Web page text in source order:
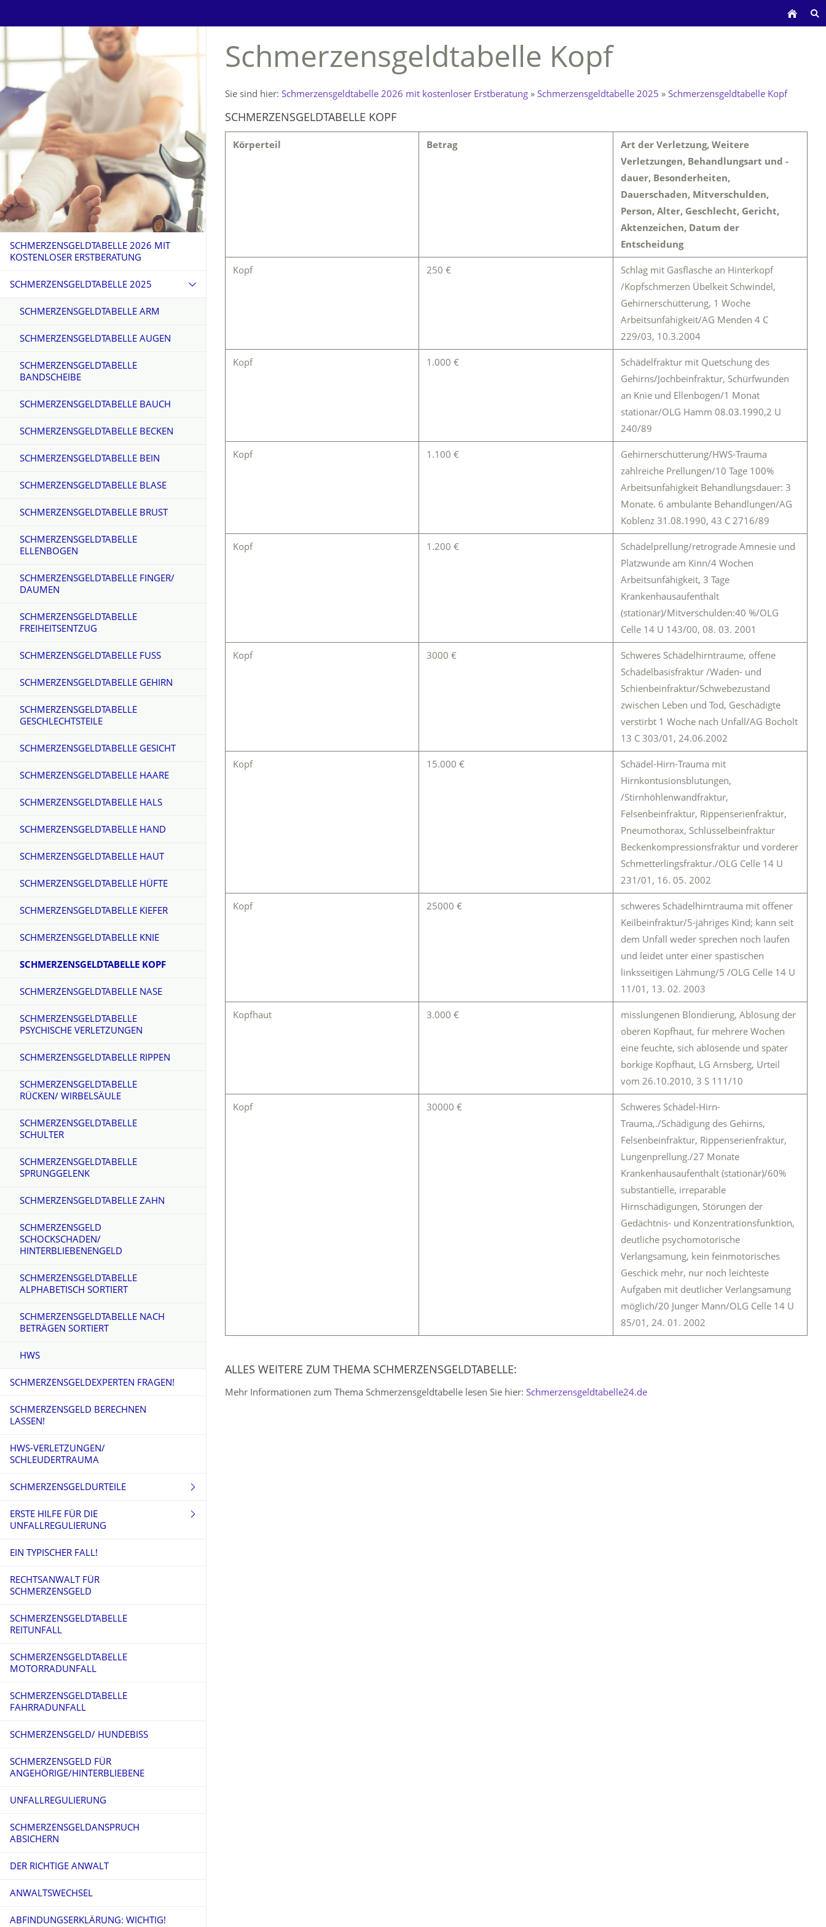
SCHMERZENSGELDTABELLE 2026 MIT
KOSTENLOSER ERSTBERATUNG
SCHMERZENSGELDTABELLE 2025
SCHMERZENSGELDTABELLE ARM
SCHMERZENSGELDTABELLE AUGEN
SCHMERZENSGELDTABELLE
BANDSCHEIBE
SCHMERZENSGELDTABELLE BAUCH
SCHMERZENSGELDTABELLE BECKEN
SCHMERZENSGELDTABELLE BEIN
SCHMERZENSGELDTABELLE BLASE
SCHMERZENSGELDTABELLE BRUST
SCHMERZENSGELDTABELLE
ELLENBOGEN
SCHMERZENSGELDTABELLE FINGER/
DAUMEN
SCHMERZENSGELDTABELLE
FREIHEITSENTZUG
SCHMERZENSGELDTABELLE FUSS
SCHMERZENSGELDTABELLE GEHIRN
SCHMERZENSGELDTABELLE
GESCHLECHTSTEILE
SCHMERZENSGELDTABELLE GESICHT
SCHMERZENSGELDTABELLE HAARE
SCHMERZENSGELDTABELLE HALS
SCHMERZENSGELDTABELLE HAND
SCHMERZENSGELDTABELLE HAUT
SCHMERZENSGELDTABELLE HÜFTE
SCHMERZENSGELDTABELLE KIEFER
SCHMERZENSGELDTABELLE KNIE
SCHMERZENSGELDTABELLE KOPF
SCHMERZENSGELDTABELLE NASE
SCHMERZENSGELDTABELLE
PSYCHISCHE VERLETZUNGEN
SCHMERZENSGELDTABELLE RIPPEN
SCHMERZENSGELDTABELLE
RÜCKEN/ WIRBELSÄULE
SCHMERZENSGELDTABELLE
SCHULTER
SCHMERZENSGELDTABELLE
SPRUNGGELENK
SCHMERZENSGELDTABELLE ZAHN
SCHMERZENSGELD
SCHOCKSCHADEN/
HINTERBLIEBENENGELD
SCHMERZENSGELDTABELLE
ALPHABETISCH SORTIERT
SCHMERZENSGELDTABELLE NACH
BETRÄGEN SORTIERT
HWS
SCHMERZENSGELDEXPERTEN FRAGEN!
SCHMERZENSGELD BERECHNEN
LASSEN!
HWS-VERLETZUNGEN/
SCHLEUDERTRAUMA
SCHMERZENSGELDURTEILE
SCHMERZENSGELDURTEILE TEIL 1
SCHMERZENSGELDURTEILE TEIL 4
SCHMERZENSGELDURTEILE TEIL 5
SCHMERZENSGELDURTEILE TEIL 7
ERSTE HILFE FÜR DIE
UNFALLREGULIERUNG
AUSLAGENPAUSCHALE
BESUCHSKOSTEN
FAHRRADUNFALL
HUNDEBISS
AUF ÖFFENTLICHEN STRASSEN
MOTORRADUNFALL
SCHMERZENSGELD NACH STRAFTAT
FAHRZEUG IM DEUTSCHLAND
EIN TYPISCHER FALL!
RECHTSANWALT FÜR
SCHMERZENSGELD
SCHMERZENSGELDTABELLE
REITUNFALL
SCHMERZENSGELDTABELLE
MOTORRADUNFALL
SCHMERZENSGELDTABELLE
FAHRRADUNFALL
SCHMERZENSGELD/ HUNDEBISS
SCHMERZENSGELD FÜR
ANGEHÖRIGE/HINTERBLIEBENE
UNFALLREGULIERUNG
SCHMERZENSGELDANSPRUCH
ABSICHERN
DER RICHTIGE ANWALT
ANWALTSWECHSEL
ABFINDUNGSERKLÄRUNG: WICHTIG!
Schmerzensgeldtabelle Kopf
Sie sind hier: Schmerzensgeldtabelle 2026 mit kostenloser Erstberatung » Schmerzensgeldtabelle 2025 » Schmerzensgeldtabelle Kopf
SCHMERZENSGELDTABELLE KOPF
Körperteil Betrag
Art der Verletzung, Weitere
Verletzungen, Behandlungsart und -
dauer, Besonderheiten,
Dauerschaden, Mitverschulden,
Person, Alter, Geschlecht, Gericht,
Aktenzeichen, Datum der
Entscheidung
Kopf 250 €
Schlag mit Gasflasche an Hinterkopf
/Kopfschmerzen Übelkeit Schwindel,
Gehirnerschütterung, 1 Woche
Arbeitsunfähigkeit/AG Menden 4 C
229/03, 10.3.2004
Kopf 1.000 €
Schädelfraktur mit Quetschung des
Gehirns/Jochbeinfraktur, Schürfwunden
an Knie und Ellenbogen/1 Monat
stationär/OLG Hamm 08.03.1990,2 U
240/89
Kopf 1.100 €
Gehirnerschütterung/HWS-Trauma
zahlreiche Prellungen/10 Tage 100%
Arbeitsunfähigkeit Behandlungsdauer: 3
Monate. 6 ambulante Behandlungen/AG
Koblenz 31.08.1990, 43 C 2716/89
Kopf 1.200 €
Schädelprellung/retrograde Amnesie und
Platzwunde am Kinn/4 Wochen
Arbeitsunfähigkeit, 3 Tage
Krankenhausaufenthalt
(stationär)/Mitverschulden:40 %/OLG
Celle 14 U 143/00, 08. 03. 2001
Kopf 3000 €
Schweres Schädelhirntraume, offene
Schädelbasisfraktur /Waden- und
Schienbeinfraktur/Schwebezustand
zwischen Leben und Tod, Geschädigte
verstirbt 1 Woche nach Unfall/AG Bocholt
13 C 303/01, 24.06.2002
Kopf 15.000 €
Schädel-Hirn-Trauma mit
Hirnkontusionsblutungen,
/Stirnhöhlenwandfraktur,
Felsenbeinfraktur, Rippenserienfraktur,
Pneumothorax, Schlüsselbeinfraktur
Beckenkompressionsfraktur und vorderer
Schmetterlingsfraktur./OLG Celle 14 U
231/01, 16. 05. 2002
Kopf 25000 €
schweres Schädelhirntrauma mit offener
Keilbeinfraktur/5-jähriges Kind; kann seit
dem Unfall weder sprechen noch laufen
und leidet unter einer spastischen
linksseitigen Lähmung/5 /OLG Celle 14 U
11/01, 13. 02. 2003
Kopfhaut 3.000 €
misslungenen Blondierung, Ablösung der
oberen Kopfhaut, für mehrere Wochen
eine feuchte, sich ablösende und später
borkige Kopfhaut, LG Arnsberg, Urteil
vom 26.10.2010, 3 S 111/10
Kopf 30000 €
Schweres Schädel-Hirn-
Trauma,./Schädigung des Gehirns,
Felsenbeinfraktur, Rippenserienfraktur,
Lungenprellung./27 Monate
Krankenhausaufenthalt (stationär)/60%
substantielle, irreparable
Hirnschädigungen, Störungen der
Gedächtnis- und Konzentrationsfunktion,
deutliche psychomotorische
Verlangsamung, kein feinmotorisches
Geschick mehr, nur noch leichteste
Aufgaben mit deutlicher Verlangsamung
möglich/20 Junger Mann/OLG Celle 14 U
85/01, 24. 01. 2002
ALLES WEITERE ZUM THEMA SCHMERZENSGELDTABELLE:
Mehr Informationen zum Thema Schmerzensgeldtabelle lesen Sie hier: Schmerzensgeldtabelle24.de